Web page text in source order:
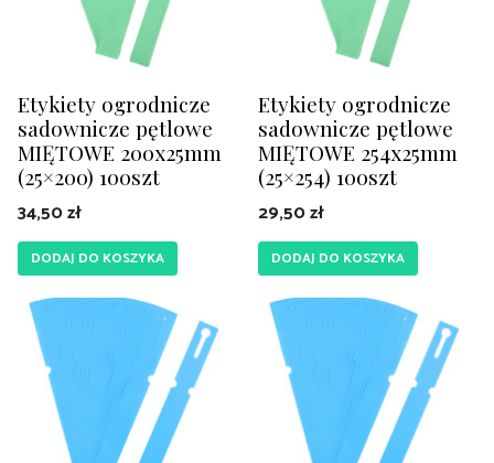
Etykiety ogrodnicze
sadownicze pętlowe
MIĘTOWE 200x25mm
(25×200) 100szt
34,50zł
DODAJ DO KOSZYKA
Etykiety ogrodnicze
sadownicze pętlowe
MIĘTOWE 254x25mm
(25×254) 100szt
29,50zł
DODAJ DO KOSZYKA